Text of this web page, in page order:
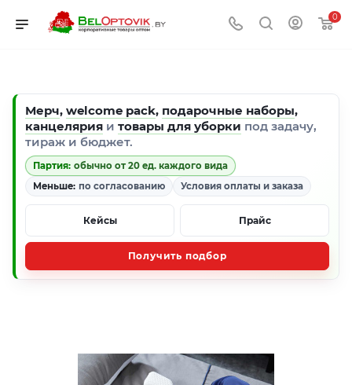
0
Мерч, welcome pack, подарочные наборы,
канцелярия и товары для уборки под задачу,
тираж и бюджет.
Партия: обычно от 20 ед. каждого вида
Меньше: по согласованию Условия оплаты и заказа
Кейсы Прайс
Получить подбор